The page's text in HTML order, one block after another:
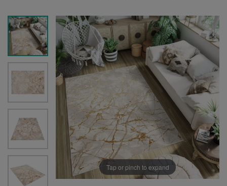
Tap or pinch to expand